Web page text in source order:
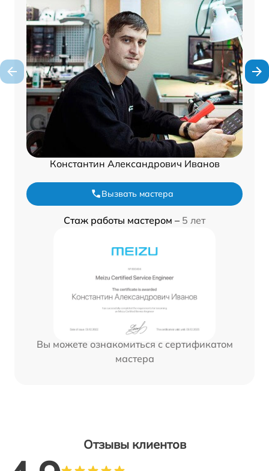
Константин Александрович Иванов
Вызвать мастера
Стаж работы мастером – 5 лет
Вы можете ознакомиться с сертификатом
мастера
Отзывы клиентов